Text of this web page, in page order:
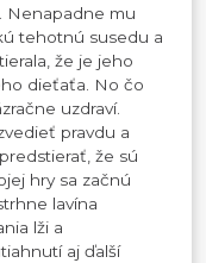
Nenapadne mu
tehotnú susedu a
že je jeho
dieťaťa. No čo
uzdraví.
pravdu a
že sú
hry sa začnú
lavína
lži a
aj ďalší